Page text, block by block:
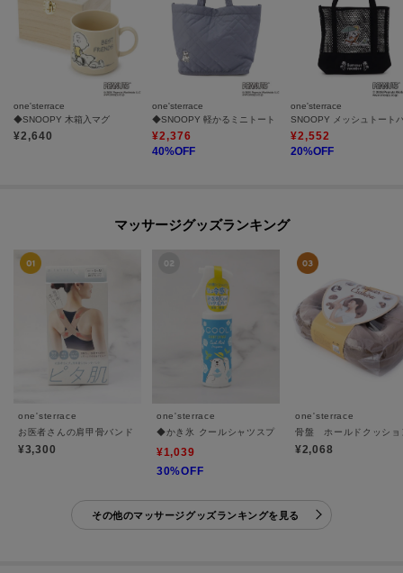
one'sterrace
◆SNOOPY 木箱入マグ
¥2,640
one'sterrace
◆SNOOPY 軽かるミニトート
¥2,376
40%OFF
one'sterrace
¥2,552
20%OFF
マッサージグッズランキング
one'sterrace
お医者さんの肩甲骨バンド ピタ肌 S
¥3,300
one'sterrace
◆かき氷 クールシャツスプレー
¥1,039
30%OFF
one'sterrace
骨盤 ホールドクッショ
¥2,068
その他のマッサージグッズランキングを見る